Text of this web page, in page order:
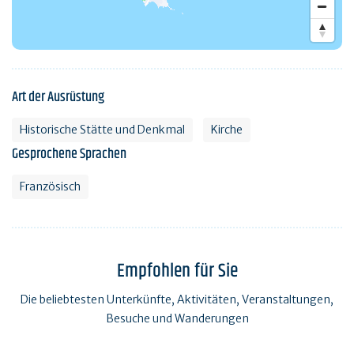
Art der Ausrüstung
Historische Stätte und Denkmal Kirche
Gesprochene Sprachen
Französisch
Empfohlen für Sie
Die beliebtesten Unterkünfte, Aktivitäten, Veranstaltungen,
Besuche und Wanderungen